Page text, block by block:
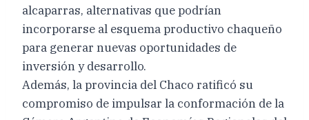
alcaparras, alternativas que podrían
incorporarse al esquema productivo chaqueño
para generar nuevas oportunidades de
inversión y desarrollo.
Además, la provincia del Chaco ratificó su
compromiso de impulsar la conformación de la